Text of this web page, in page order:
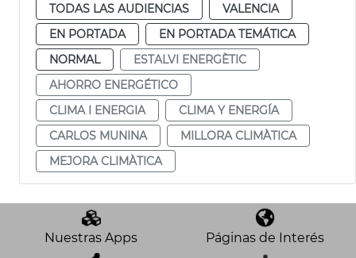
TODAS LAS AUDIENCIAS
VALENCIA
EN PORTADA
EN PORTADA TEMÁTICA
NORMAL
ESTALVI ENERGÈTIC
AHORRO ENERGÉTICO
CLIMA I ENERGIA
CLIMA Y ENERGÍA
CARLOS MUNINA
MILLORA CLIMÀTICA
MEJORA CLIMÀTICA
Nuestras Apps Páginas de Interés